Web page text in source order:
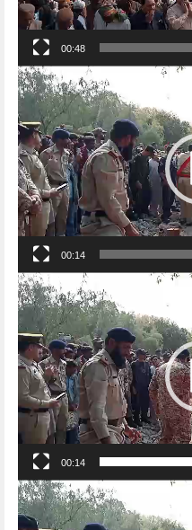
00:48
00:14
00:14